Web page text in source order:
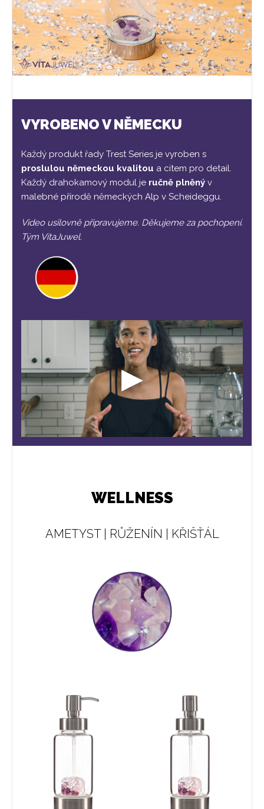
VYROBENO V NĚMECKU
Každý produkt řady Trest Series je vyroben s
proslulou německou kvalitou a citem pro detail.
Každý drahokamový modul je ručně plněný v
malebné přírodě německých Alp v Scheideggu.
Video usilovně připravujeme. Děkujeme za pochopení.
Tým VitaJuwel.
WELLNESS
AMETYST | RŮŽENÍN | KŘIŠŤÁL